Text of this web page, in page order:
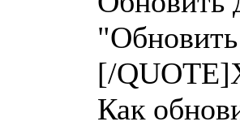
[/
Как